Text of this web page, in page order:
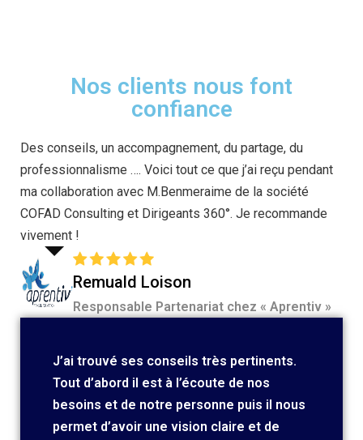
Nos clients nous font
confiance
Des conseils, un accompagnement, du partage, du
professionnalisme …. Voici tout ce que j’ai reçu pendant
ma collaboration avec M.Benmeraime de la société
COFAD Consulting et Dirigeants 360°. Je recommande
vivement !
Remuald Loison
Responsable Partenariat chez « Aprentiv »
J’ai trouvé ses conseils très pertinents.
Tout d’abord il est à l’écoute de nos
besoins et de notre personne puis il nous
permet d’avoir une vision claire et de